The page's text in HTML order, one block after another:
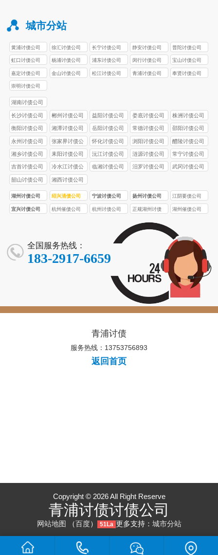
城市分站
黄浦讨债公司 徐汇讨债公司 长宁讨债公司 静安讨债公司 普陀讨债公司
虹口讨债公司 杨浦讨债公司 浦东讨债公司 闵行讨债公司 宝山讨债公司
嘉定讨债公司 金山讨债公司 松江讨债公司 青浦讨债公司 奉贤讨债公司
崇明讨债公司
湖南讨债公司
长沙讨债公司 郴州讨债公司 益阳讨债公司 娄底讨债公司 株洲讨债公司
衡阳讨债公司 湘潭讨债公司 岳阳讨债公司 常德讨债公司 邵阳讨债公司
永州讨债公司
张家界讨债公
司
怀化讨债公司 浏阳讨债公司 醴陵讨债公司
湘乡讨债公司 耒阳讨债公司 沅江讨债公司 涟源讨债公司 常宁讨债公司
吉首讨债公司
冷水江讨债公
司
临湘讨债公司 汨罗讨债公司 武冈讨债公司
韶山讨债公司 湘西讨债公司
湖州讨债公司 绍兴清债公司 宁波讨债公司 扬州讨债公司 江阴要债公司
宜兴讨债公司 杭州催债公司 杭州讨债公司
正规湖州讨债
湖州催债公司
全国服务热线：
183-2917-6659
青浦讨债
服务热线：13753756893
返回首页
Copyright © 2026 All Right Reserve
青浦讨债讨债公司
网站地图 （百度） 51La 更多支持： 城市分站